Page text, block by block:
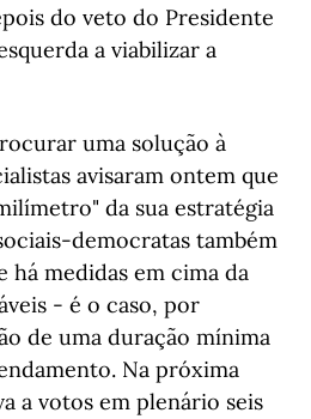
do veto do Presidente
a viabilizar a
uma solução à
avisaram ontem que
da sua estratégia
democratas também
há medidas em cima da
- é o caso, por
de uma duração mínima
Na próxima
a votos em plenário seis